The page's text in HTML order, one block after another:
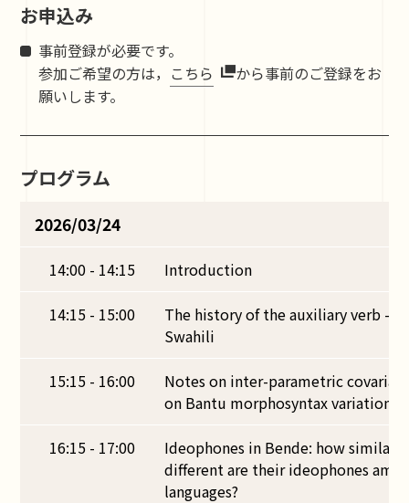
お申込み
事前登録が必要です。
参加ご希望の方は， こちら
から事前のご登録をお
願いします。
プログラム
2026/03/24
14:00 - 14:15 Introduction
14:15 - 15:00
The history of the auxiliary verb -
Swahili
15:15 - 16:00
Notes on inter-parametric
on Bantu morphosyntax variation
16:15 - 17:00
Ideophones in Bende: how similar
different are their ideophones
languages?